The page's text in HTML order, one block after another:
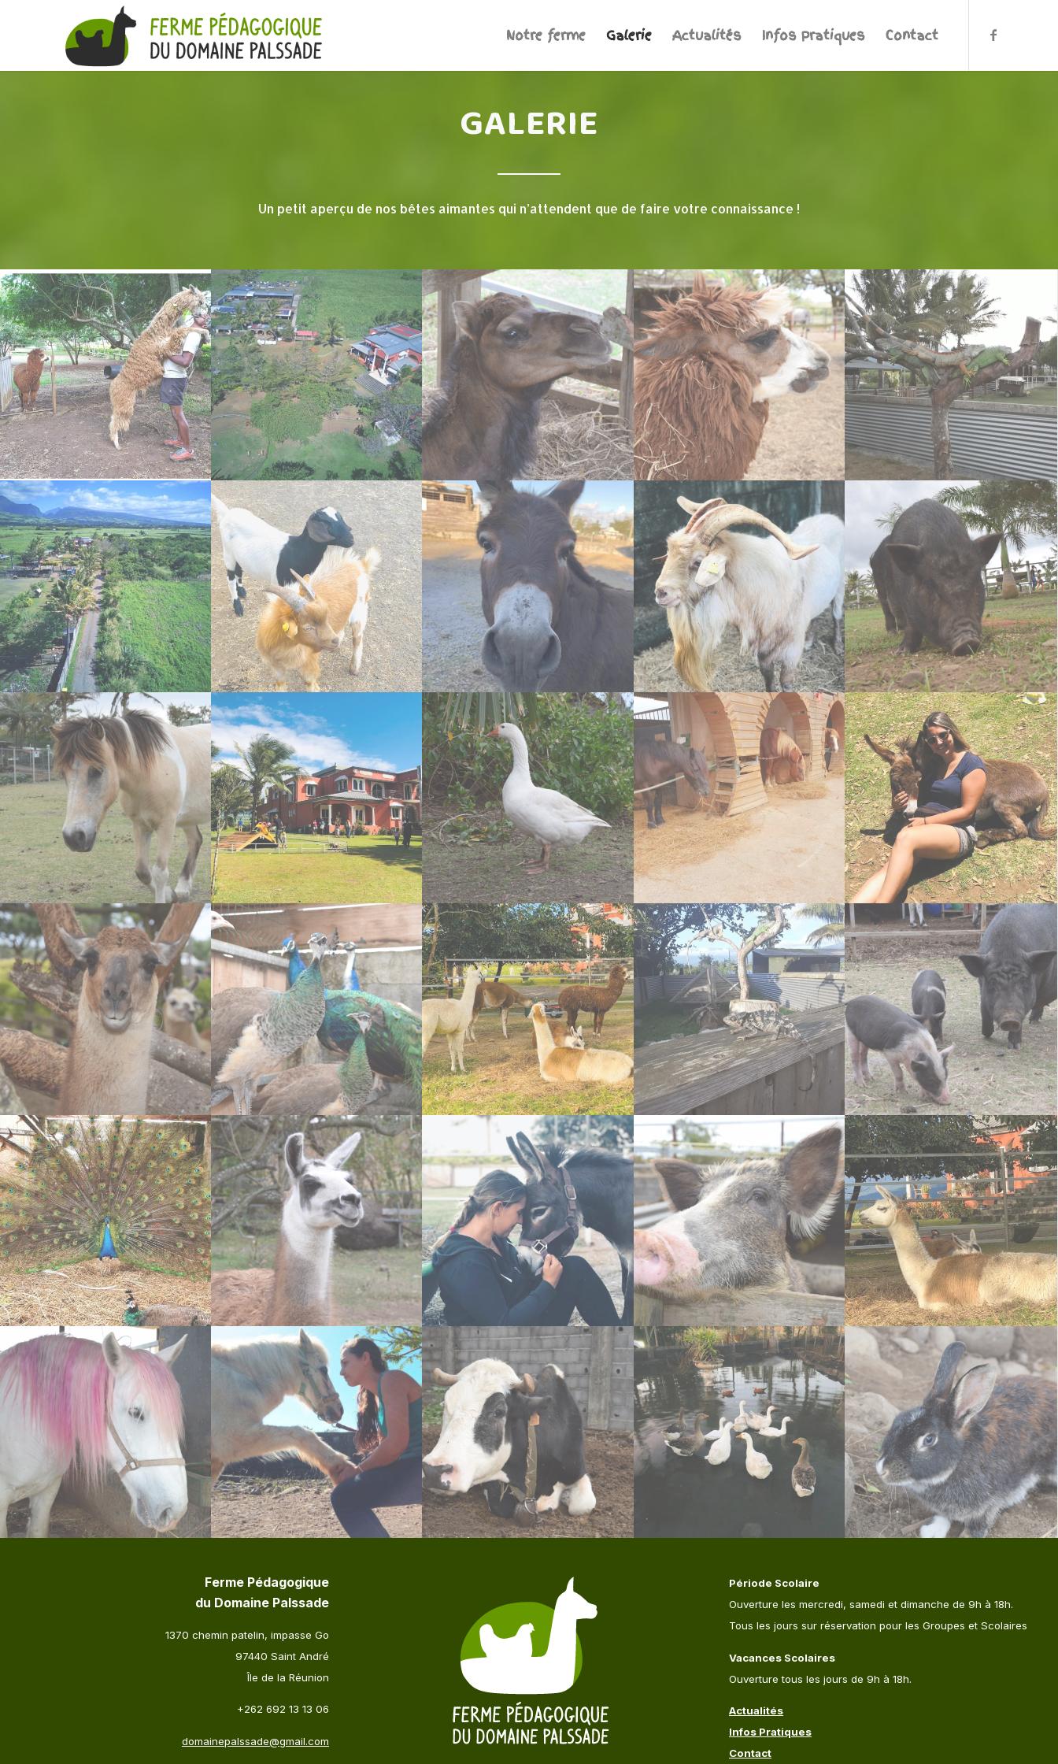
Notre ferme Galerie Actualités Infos Pratiques Contact
GALERIE
Un petit aperçu de nos bêtes aimantes qui n’attendent que de faire votre connaissance !
Ferme Pédagogique
du Domaine Palssade
1370 chemin patelin, impasse Go
97440 Saint André
Île de la Réunion
+262 692 13 13 06
domainepalssade@gmail.com
Période Scolaire
Ouverture les mercredi, samedi et dimanche de 9h à 18h.
Tous les jours sur réservation pour les Groupes et Scolaires
Vacances Scolaires
Ouverture tous les jours de 9h à 18h.
Actualités
Infos Pratiques
Contact